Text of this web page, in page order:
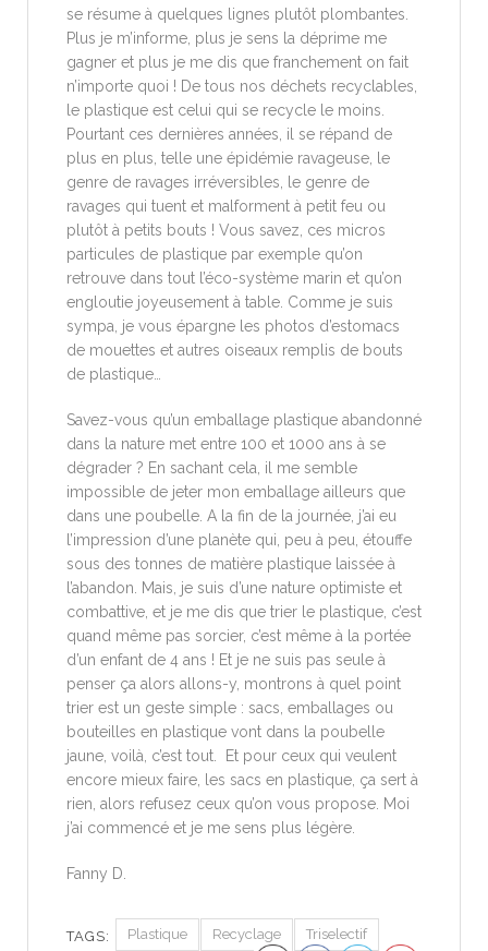
se résume à quelques lignes plutôt plombantes.
Plus je m’informe, plus je sens la déprime me
gagner et plus je me dis que franchement on fait
n’importe quoi ! De tous nos déchets recyclables,
le plastique est celui qui se recycle le moins.
Pourtant ces dernières années, il se répand de
plus en plus, telle une épidémie ravageuse, le
genre de ravages irréversibles, le genre de
ravages qui tuent et malforment à petit feu ou
plutôt à petits bouts ! Vous savez, ces micros
particules de plastique par exemple qu’on
retrouve dans tout l’éco-système marin et qu’on
engloutie joyeusement à table. Comme je suis
sympa, je vous épargne les photos d’estomacs
de mouettes et autres oiseaux remplis de bouts
de plastique…
Savez-vous qu’un emballage plastique abandonné
dans la nature met entre 100 et 1000 ans à se
dégrader ? En sachant cela, il me semble
impossible de jeter mon emballage ailleurs que
dans une poubelle. A la fin de la journée, j’ai eu
l’impression d’une planète qui, peu à peu, étouffe
sous des tonnes de matière plastique laissée à
l’abandon. Mais, je suis d’une nature optimiste et
combattive, et je me dis que trier le plastique, c’est
quand même pas sorcier, c’est même à la portée
d’un enfant de 4 ans ! Et je ne suis pas seule à
penser ça alors allons-y, montrons à quel point
trier est un geste simple : sacs, emballages ou
bouteilles en plastique vont dans la poubelle
jaune, voilà, c’est tout. Et pour ceux qui veulent
encore mieux faire, les sacs en plastique, ça sert à
rien, alors refusez ceux qu’on vous propose. Moi
j’ai commencé et je me sens plus légère.
Fanny D.
TAGS: Plastique Recyclage Triselectif